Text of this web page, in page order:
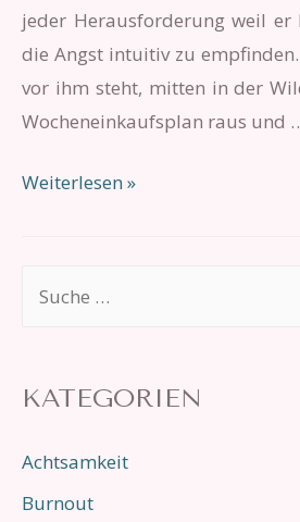
jeder Herausforderung weil er
die Angst intuitiv zu
vor ihm steht, mitten in der
Wocheneinkaufsplan raus und
Die
Weiterlesen »
h
n
n
KATEGORIEN
Achtsamkeit
Burnout